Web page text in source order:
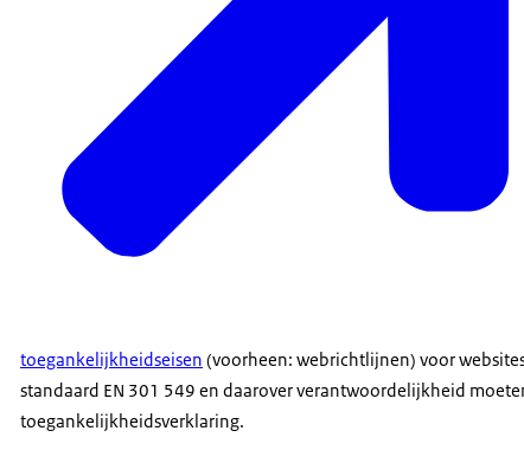
toegankelijkheidseisen (voorheen: webrichtlijnen) voor
standaard EN 301 549 en daarover verantwoordelijkheid
toegankelijkheidsverklaring.